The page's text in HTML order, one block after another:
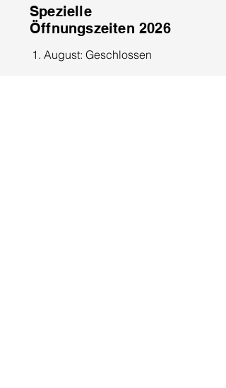
Spezielle
Öffnungszeiten 2026
1. August: Geschlossen